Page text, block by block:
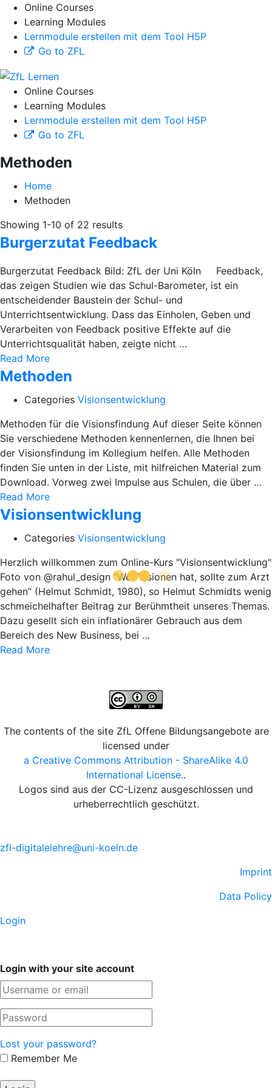
Online Courses
Learning Modules
Lernmodule erstellen mit dem Tool H5P
Go to ZFL
Online Courses
Learning Modules
Lernmodule erstellen mit dem Tool H5P
Go to ZFL
Methoden
Home
Methoden
Showing 1-10 of 22 results
Burgerzutat Feedback
Burgerzutat Feedback Bild: ZfL der Uni Köln Feedback,
das zeigen Studien wie das Schul-Barometer, ist ein
entscheidender Baustein der Schul- und
Unterrichtsentwicklung. Dass das Einholen, Geben und
Verarbeiten von Feedback positive Effekte auf die
Unterrichtsqualität haben, zeigte nicht …
Read More
Methoden
Categories Visionsentwicklung
Methoden für die Visionsfindung Auf dieser Seite können
Sie verschiedene Methoden kennenlernen, die Ihnen bei
der Visionsfindung im Kollegium helfen. Alle Methoden
finden Sie unten in der Liste, mit hilfreichen Material zum
Download. Vorweg zwei Impulse aus Schulen, die über …
Read More
Visionsentwicklung
Categories Visionsentwicklung
Herzlich willkommen zum Online-Kurs "Visionsentwicklung"
Foto von @rahul_design “Wer Visionen hat, sollte zum Arzt
gehen” (Helmut Schmidt, 1980), so Helmut Schmidts wenig
schmeichelhafter Beitrag zur Berühmtheit unseres Themas.
Dazu gesellt sich ein inflationärer Gebrauch aus dem
Bereich des New Business, bei …
Read More
The contents of the site ZfL Offene Bildungsangebote are
licensed under
a Creative Commons Attribution - ShareAlike 4.0
International License..
Logos sind aus der CC-Lizenz ausgeschlossen und
urheberrechtlich geschützt.
zfl-digitalelehre@uni-koeln.de
Imprint
Data Policy
Login
Login with your site account
Lost your password?
Remember Me